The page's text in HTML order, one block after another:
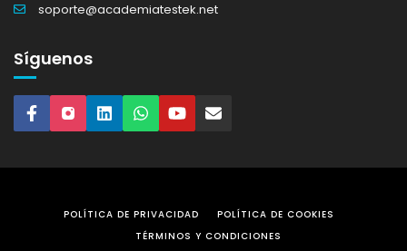
soporte@academiatestek.net
Síguenos
POLÍTICA DE PRIVACIDAD
POLÍTICA DE COOKIES
TÉRMINOS Y CONDICIONES